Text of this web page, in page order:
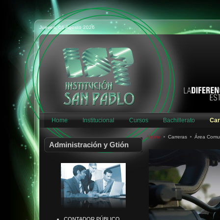
Jueves, 06 Agosto 2026
Home Institucional Cursos Bachillerato
Administración y Gtión
Home Carreras Área